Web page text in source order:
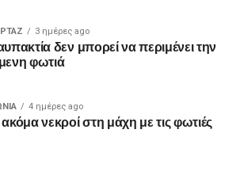
3 ημέρες ago
δεν μπορεί να περιμένει την
φωτιά
4 ημέρες ago
νεκροί στη μάχη με τις φωτιές